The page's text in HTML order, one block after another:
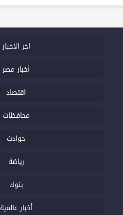
اخر الاخبار
أخبار مصر
اقتصاد
محافظات
حوادث
رياضة
بنوك
أخبار عالمية